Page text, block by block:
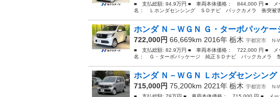
■ 支払総額: 94.9万円 ■ 車両本体価格： 844,000 円 ■
名： Ｌホンダセンシング ＳＤナビ バックカメラ 衝突被
ホンダ Ｎ－ＷＧＮ Ｇ・ターボパッケ
722,000円 66,669km 2016年 栃木 宇都宮市
N-
■ 支払総額: 82.9万円 ■ 車両本体価格： 722,000 円 ■
名： Ｇ・ターボパッケージ 純正ＳＤナビ バックカメラ
ホンダ Ｎ－ＷＧＮ Ｌホンダセンシン
715,000円 75,200km 2021年 栃木 宇都宮市
N-